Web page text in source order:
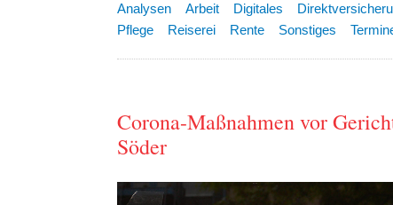
Analysen Arbeit Digitales
Pflege
Reiserei Rente Sonstiges
Corona-Maßnahmen vor
Söder